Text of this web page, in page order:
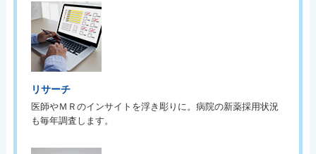
リサーチ
医師やＭＲのインサイトを浮き彫りに。病院の新薬採用状況
も毎年調査します。